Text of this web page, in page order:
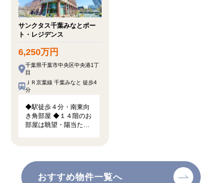
サンクタス千葉みなとポー
ト・レジデンス
6,250万円
千葉県千葉市中央区中央港1丁
目
ＪＲ京葉線 千葉みなと 徒歩4
分
◆駅徒歩４分・南東向
き角部屋 ◆１４階のお
部屋は眺望・陽当た
おすすめ物件一覧へ